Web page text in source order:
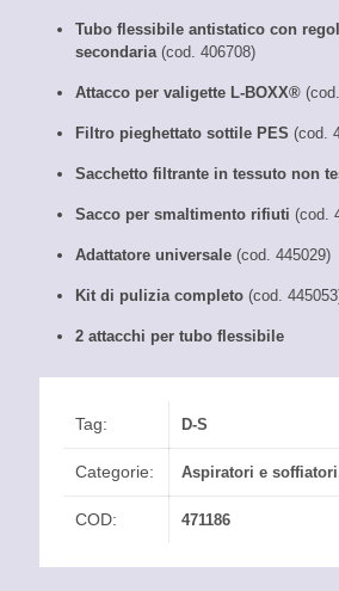
Tubo flessibile antistatico con
secondaria(cod. 406708)
Attacco per valigette L-BOXX®
Filtro pieghettato sottile PES (cod.
Sacchetto filtrante in tessuto non
Sacco per smaltimento rifiuti (cod.
Adattatore universale (cod. 445029)
Kit di pulizia completo (cod.
2 attacchi per tubo flessibile
Tag: D-S
Categorie: Aspiratori e soffiatori
COD: 471186